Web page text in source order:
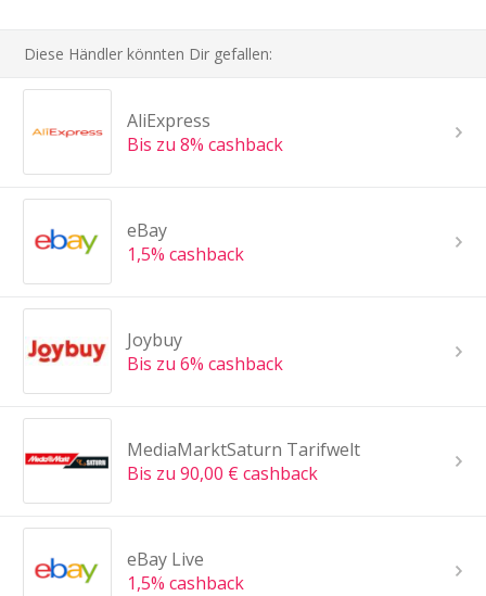
Diese Händler könnten Dir gefallen:
AliExpress
Bis zu 8% cashback
eBay
1,5% cashback
Joybuy
Bis zu 6% cashback
MediaMarktSaturn Tarifwelt
Bis zu 90,00 € cashback
eBay Live
1,5% cashback